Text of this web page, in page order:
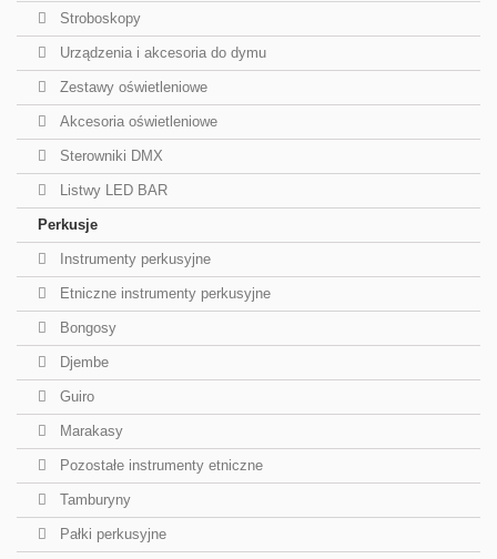
Stroboskopy
Urządzenia i akcesoria do dymu
Zestawy oświetleniowe
Akcesoria oświetleniowe
Sterowniki DMX
Listwy LED BAR
Perkusje
Instrumenty perkusyjne
Etniczne instrumenty perkusyjne
Bongosy
Djembe
Guiro
Marakasy
Pozostałe instrumenty etniczne
Tamburyny
Pałki perkusyjne